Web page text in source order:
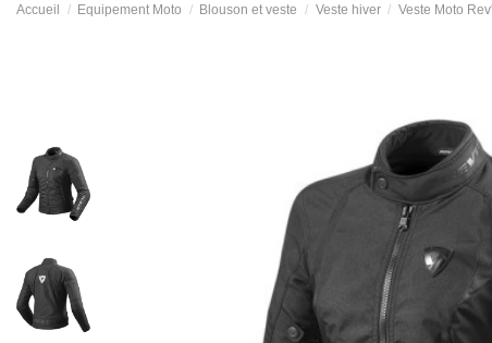
Accueil Equipement Moto Blouson et veste Veste hiver Veste Moto